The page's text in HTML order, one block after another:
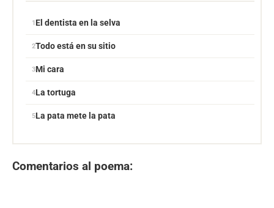
El dentista en la selva
Todo está en su sitio
Mi cara
La tortuga
La pata mete la pata
Comentarios al poema: